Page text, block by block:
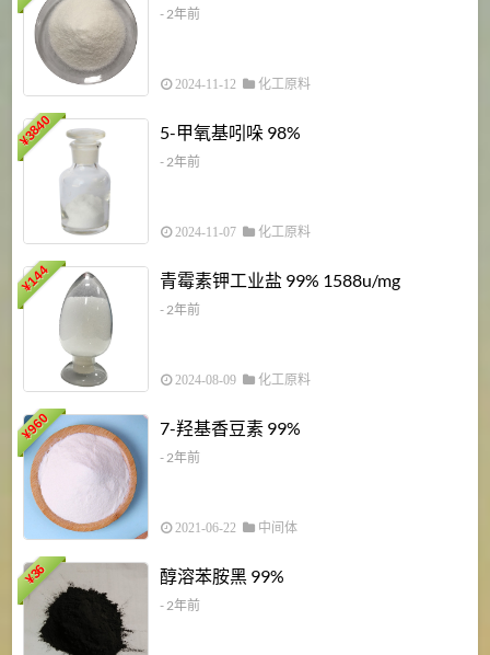
- 2年前
2024-11-12 化工原料
¥
3840 5-甲氧基吲哚 98%
- 2年前
2024-11-07 化工原料
¥
144 青霉素钾工业盐 99% 1588u/mg
- 2年前
2024-08-09 化工原料
¥
960 7-羟基香豆素 99%
- 2年前
2021-06-22 中间体
¥
36 醇溶苯胺黑 99%
- 2年前